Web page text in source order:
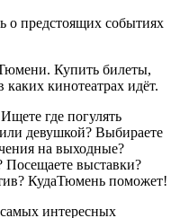
о предстоящих событиях
Купить билеты,
каких кинотеатрах идёт.
где погулять
девушкой? Выбираете
на выходные?
Посещаете выставки?
КудаТюмень поможет!
интересных